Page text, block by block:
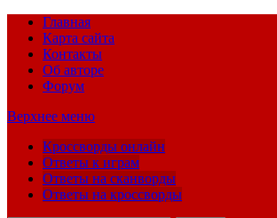
Главная
Карта сайта
Контакты
Об авторе
Форум
Верхнее меню
Кроссворды онлайн
Ответы к играм
Ответы на сканворды
Ответы на кроссворды